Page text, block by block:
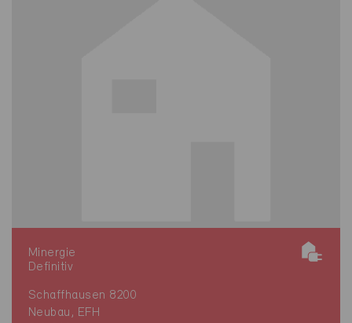
Minergie
Definitiv
Schaffhausen 8200
Neubau, EFH